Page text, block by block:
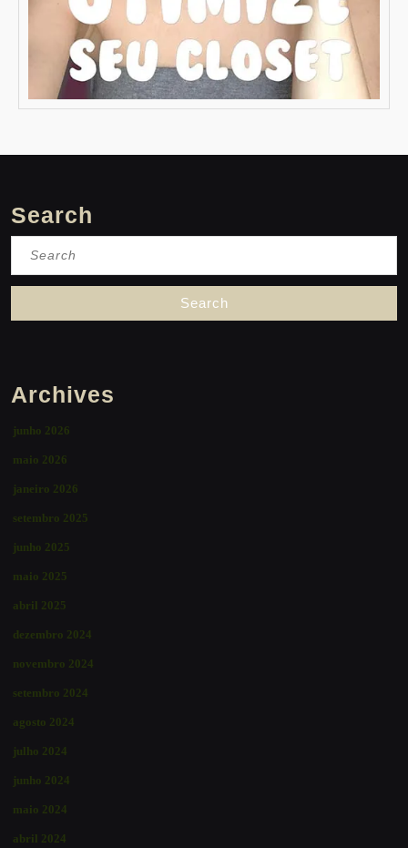
Search
Archives
junho 2026
maio 2026
janeiro 2026
setembro 2025
junho 2025
maio 2025
abril 2025
dezembro 2024
novembro 2024
setembro 2024
agosto 2024
julho 2024
junho 2024
maio 2024
abril 2024